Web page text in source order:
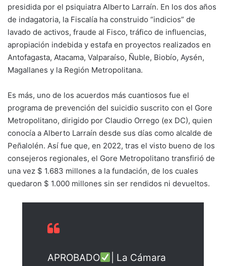
presidida por el psiquiatra Alberto Larraín. En los dos años
de indagatoria, la Fiscalía ha construido “indicios” de
lavado de activos, fraude al Fisco, tráfico de influencias,
apropiación indebida y estafa en proyectos realizados en
Antofagasta, Atacama, Valparaíso, Ñuble, Biobío, Aysén,
Magallanes y la Región Metropolitana.
Es más, uno de los acuerdos más cuantiosos fue el
programa de prevención del suicidio suscrito con el Gore
Metropolitano, dirigido por Claudio Orrego (ex DC), quien
conocía a Alberto Larraín desde sus días como alcalde de
Peñalolén. Así fue que, en 2022, tras el visto bueno de los
consejeros regionales, el Gore Metropolitano transfirió de
una vez $ 1.683 millones a la fundación, de los cuales
quedaron $ 1.000 millones sin ser rendidos ni devueltos.
APROBADO
| La Cámara